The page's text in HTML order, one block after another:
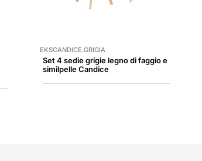
EKSCANDICE.GRIGIA
Set 4 sedie grigie legno di faggio e
similpelle Candice